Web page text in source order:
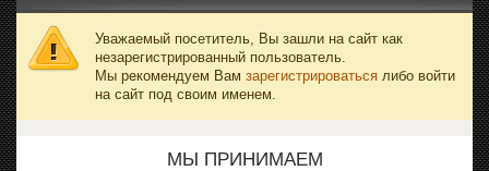
Уважаемый посетитель, Вы зашли на сайт как
незарегистрированный пользователь.
Мы рекомендуем Вам зарегистрироваться либо войти
на сайт под своим именем.
МЫ ПРИНИМАЕМ